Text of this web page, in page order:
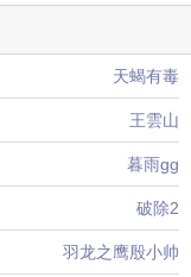
天蝎有毒
王雲山
暮雨gg
破除2
羽龙之鹰殷小帅